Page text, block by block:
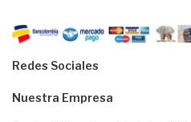
Redes Sociales
Nuestra Empresa